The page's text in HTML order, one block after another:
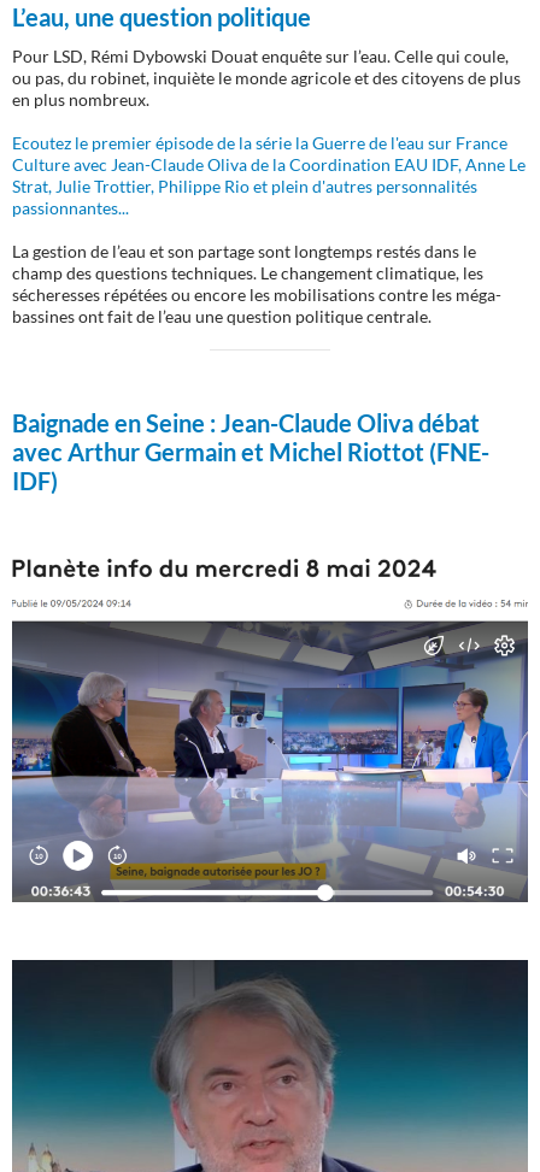
L’eau, une question politique
Pour LSD, Rémi Dybowski Douat enquête sur l’eau. Celle qui coule,
ou pas, du robinet, inquiète le monde agricole et des citoyens de plus
en plus nombreux.
Ecoutez le premier épisode de la série la Guerre de l'eau sur France
Culture avec Jean-Claude Oliva de la Coordination EAU IDF, Anne Le
Strat, Julie Trottier, Philippe Rio et plein d'autres personnalités
passionnantes...
La gestion de l’eau et son partage sont longtemps restés dans le
champ des questions techniques. Le changement climatique, les
sécheresses répétées ou encore les mobilisations contre les méga-
bassines ont fait de l’eau une question politique centrale.
Baignade en Seine :Jean-Claude Oliva débat
avec Arthur Germain et Michel Riottot (FNE-
IDF)